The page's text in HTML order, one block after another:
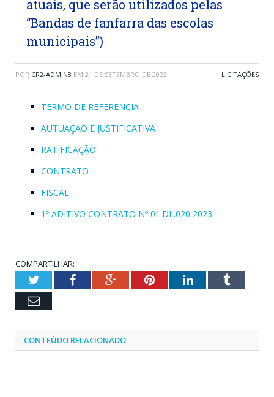
atuais, que serão utilizados pelas
“Bandas de fanfarra das escolas
municipais”)
POR CR2-ADMIN8 EM 21 DE SETEMBRO DE 2023 LICITAÇÕES
TERMO DE REFERENCIA
AUTUAÇÃO E JUSTIFICATIVA
RATIFICAÇÃO
CONTRATO
FISCAL
1º ADITIVO CONTRATO Nº 01.DL.020 2023
COMPARTILHAR:
TwitterFacebookGoogle+PinterestLinkedInTumblr
Email
CONTEÚDO RELACIONADO